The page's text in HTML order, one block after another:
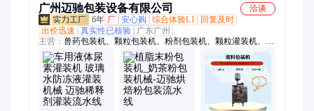
广州迈驰包装设备有限公司
洽谈
6年 厂 安心购 综合体验L1
回复及时
出价迅速
真实性已核验
广东广州
主营： 兽药包装机、颗粒包装机、粉剂包装机、颗粒灌装机、液
体灌装机，、粉剂灌装机、液体包装机、多列包装机、二维码采
集系统、全自动包装流水线